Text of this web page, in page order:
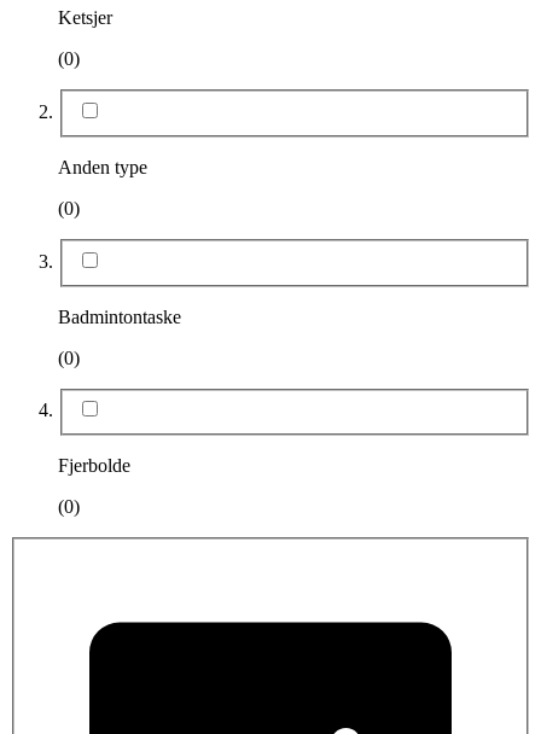
Ketsjer
(0)
Anden type
(0)
Badmintontaske
(0)
Fjerbolde
(0)